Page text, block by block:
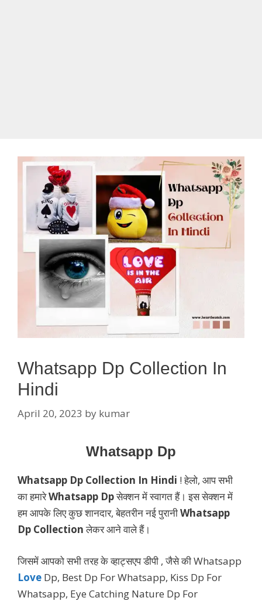
Whatsapp Dp Collection In
Hindi
April 20, 2023 by kumar
Whatsapp Dp
Whatsapp Dp Collection In Hindi ! हेलो, आप सभी
का हमारेWhatsapp Dpसेक्शन में स्वागत हैं। इस सेक्शन में
हम आपके लिए कुछ शानदार, बेहतरीन नई पुरानीWhatsapp
Dp Collectionलेकर आने वाले हैं।
जिसमें आपको सभी तरह के व्हाट्सएप डीपी , जैसे की Whatsapp
Love Dp, Best Dp For Whatsapp, Kiss Dp For
Whatsapp, Eye Catching Nature Dp For